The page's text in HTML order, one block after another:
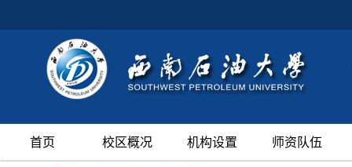
首页 校区概况 机构设置 师资队伍